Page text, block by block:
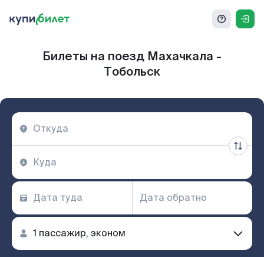
Билеты на поезд Махачкала -
Тобольск